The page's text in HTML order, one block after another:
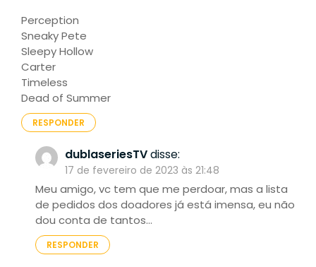
Perception
Sneaky Pete
Sleepy Hollow
Carter
Timeless
Dead of Summer
RESPONDER
dublaseriesTVdisse:
17 de fevereiro de 2023 às 21:48
Meu amigo, vc tem que me perdoar, mas a lista
de pedidos dos doadores já está imensa, eu não
dou conta de tantos…
RESPONDER